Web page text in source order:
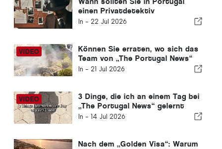
einen Privatdetektiv
beauftragen? Fünf Situationen,
entscheidenden Unterschied
ausmachen können
In - 22 Jul 2026
Können Sie erraten, wo sich das
Team von „The Portugal News“
heute befindet?
In - 21 Jul 2026
3 Dinge, die ich an einem Tag bei
„The Portugal News“ gelernt
habe
In - 14 Jul 2026
Nach dem „Golden Visa“: Warum